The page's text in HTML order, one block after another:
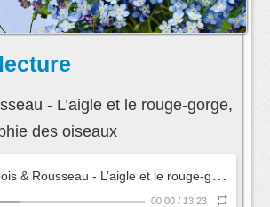
- L’aigle et le rouge-gorge,
des oiseaux
D
ubois & Rousseau - L’aigle et le rouge-gorge, Petite philosophie des oiseaux
00:00 / 13:23